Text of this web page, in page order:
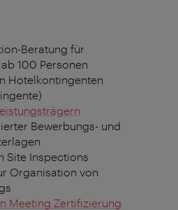
Beratung für
100 Personen
Hotelkontingenten
Bewerbungs- und
Site Inspections
Organisation von
Meeting Zertifizierung